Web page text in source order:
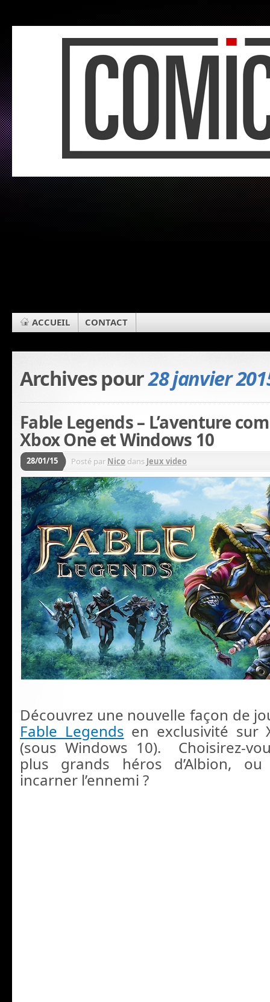
ACCUEIL CONTACT
Archives pour28 janvier
Fable Legends – L’aventure
Xbox One et Windows 10
28/01/15 Posté par Nico dans Jeux video
Découvrez une nouvelle façon de
Fable Legends en exclusivité sur
(sous Windows 10). Choisirez-
plus grands héros d’Albion, ou
incarner l’ennemi ?